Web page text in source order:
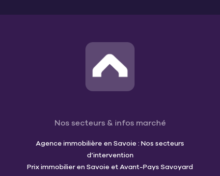
Nos secteurs & infos marché
Agence immobilière en Savoie : Nos secteurs
d’intervention
Prix immobilier en Savoie et Avant-Pays Savoyard